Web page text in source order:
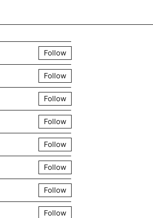
Follow
Follow
Follow
Follow
Follow
Follow
Follow
Follow